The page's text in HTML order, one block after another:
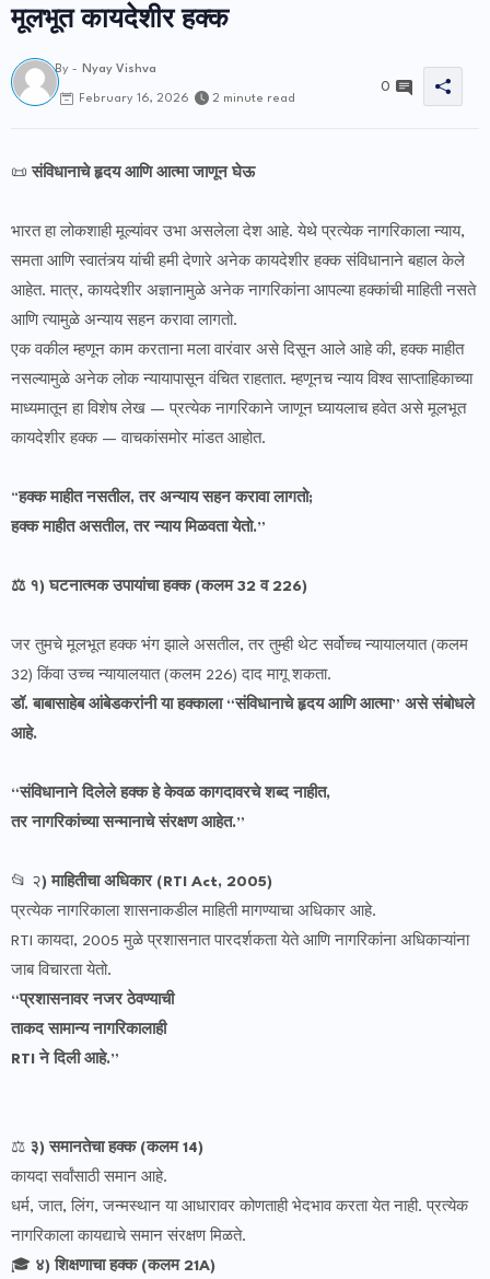
मूलभूत कायदेशीर हक्क
By - Nyay Vishva
February 16, 2026 2 minute read
0
📜संविधानाचे हृदय आणि आत्मा जाणून घेऊ
भारत हा लोकशाही मूल्यांवर उभा असलेला देश आहे. येथे प्रत्येक नागरिकाला न्याय,
समता आणि स्वातंत्र्य यांची हमी देणारे अनेक कायदेशीर हक्क संविधानाने बहाल केले
आहेत. मात्र, कायदेशीर अज्ञानामुळे अनेक नागरिकांना आपल्या हक्कांची माहिती नसते
आणि त्यामुळे अन्याय सहन करावा लागतो.
एक वकील म्हणून काम करताना मला वारंवार असे दिसून आले आहे की, हक्क माहीत
नसल्यामुळे अनेक लोक न्यायापासून वंचित राहतात. म्हणूनच न्याय विश्व साप्ताहिकाच्या
माध्यमातून हा विशेष लेख — प्रत्येक नागरिकाने जाणून घ्यायलाच हवेत असे मूलभूत
कायदेशीर हक्क — वाचकांसमोर मांडत आहोत.
“हक्क माहीत नसतील, तर अन्याय सहन करावा लागतो;
हक्क माहीत असतील, तर न्याय मिळवता येतो.”
⚖️ १) घटनात्मक उपायांचा हक्क (कलम 32 व 226)
जर तुमचे मूलभूत हक्क भंग झाले असतील, तर तुम्ही थेट सर्वोच्च न्यायालयात (कलम
32) किंवा उच्च न्यायालयात (कलम 226) दाद मागू शकता.
डॉ. बाबासाहेब आंबेडकरांनी या हक्काला “संविधानाचे हृदय आणि आत्मा” असे संबोधले
आहे.
“संविधानाने दिलेले हक्क हे केवळ कागदावरचे शब्द नाहीत,
तर नागरिकांच्या सन्मानाचे संरक्षण आहेत.”
📂 २) माहितीचा अधिकार (RTI Act, 2005)
प्रत्येक नागरिकाला शासनाकडील माहिती मागण्याचा अधिकार आहे.
RTI कायदा, 2005 मुळे प्रशासनात पारदर्शकता येते आणि नागरिकांना अधिकाऱ्यांना
जाब विचारता येतो.
“प्रशासनावर नजर ठेवण्याची
ताकद सामान्य नागरिकालाही
RTI ने दिली आहे.”
⚖️ ३) समानतेचा हक्क (कलम 14)
कायदा सर्वांसाठी समान आहे.
धर्म, जात, लिंग, जन्मस्थान या आधारावर कोणताही भेदभाव करता येत नाही. प्रत्येक
नागरिकाला कायद्याचे समान संरक्षण मिळते.
🎓 ४) शिक्षणाचा हक्क (कलम 21A)